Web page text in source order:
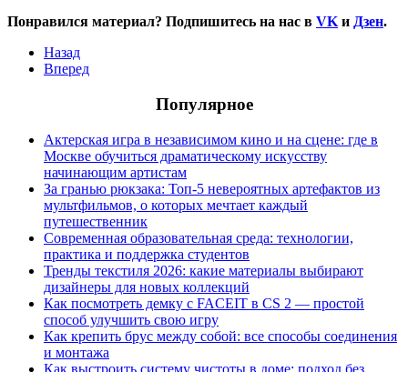
Понравился материал? Подпишитесь на нас в VK и Дзен.
Назад
Вперед
Популярное
Актерская игра в независимом кино и на сцене: где в
Москве обучиться драматическому искусству
начинающим артистам
За гранью рюкзака: Топ-5 невероятных артефактов из
мультфильмов, о которых мечтает каждый
путешественник
Современная образовательная среда: технологии,
практика и поддержка студентов
Тренды текстиля 2026: какие материалы выбирают
дизайнеры для новых коллекций
Как посмотреть демку с FACEIT в CS 2 — простой
способ улучшить свою игру
Как крепить брус между собой: все способы соединения
и монтажа
Как выстроить систему чистоты в доме: подход без